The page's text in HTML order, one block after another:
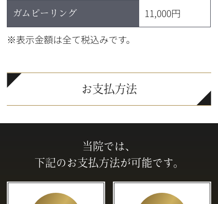
ガムピーリング
11,000円
※表示金額は全て税込みです。
お支払方法
当院では、
下記のお支払方法が可能です。